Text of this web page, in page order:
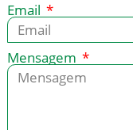
Email
Mensagem